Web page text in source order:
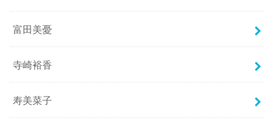
富田美憂
寺崎裕香
寿美菜子